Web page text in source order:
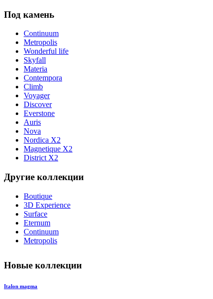
Под камень
Continuum
Metropolis
Wonderful life
Skyfall
Materia
Contempora
Climb
Voyager
Discover
Everstone
Auris
Nova
Nordica X2
Magnetique X2
District X2
Другие коллекции
Boutique
3D Experience
Surface
Eternum
Continuum
Metropolis
Новые коллекции
Italon magma